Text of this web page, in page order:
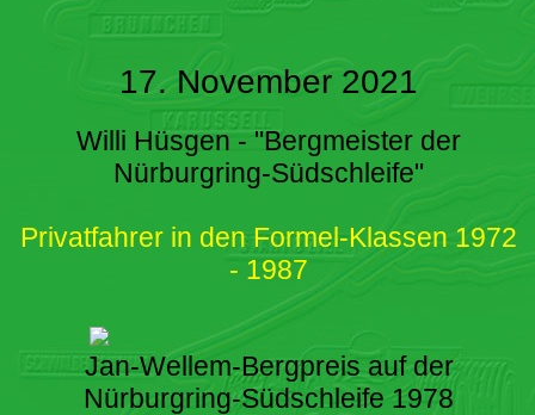
17. November 2021
Willi Hüsgen - "Bergmeister der
Nürburgring-Südschleife"
Privatfahrer in den Formel-Klassen 1972
- 1987
Jan-Wellem-Bergpreis auf der
Nürburgring-Südschleife 1978